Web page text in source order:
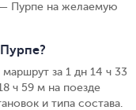
Пурпе на желаемую
за 1 дн 14 ч 33
ч 59 м на поезде
и типа состава.